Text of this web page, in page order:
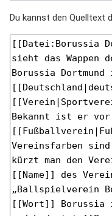
Du kannst den Quelltext